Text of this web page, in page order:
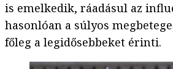
is emelkedik, ráadásul az
hasonlóan a súlyos
főleg a legidősebbeket érinti.